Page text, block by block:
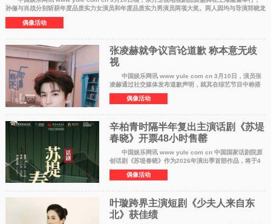
孙俪与肖战分别斩获年度品质实力女演员和年度品质实力男演员两项大奖。两人因均与导演郑晓龙
合作密切，被
偶像活动
张凌赫就争议言论道歉 称本意无歧
视
中国娱乐网讯 www yule com cn 3月10日，演员张
凌赫通过社交媒体发布道歉声明，就其在综艺节目中称搭
档画像"像出生在东南亚"的争议言论进行回应。该言论此
前被部分网友质疑涉及地域刻板印象
偶像活动
辛柏青时隔半年复出主演话剧《苏堤
春晓》开票48小时售罄
中国娱乐网讯 www yule com cn 中国国家话剧院原
创话剧《苏堤春晓》作为2026年演出季首部作品，将于4
月在上海上演。该剧由辛柏青时隔半年多复出领衔主演苏
东坡，此前演出已积累良好口碑。剧
偶像活动
叶璇跨界主演短剧《少夫人来自东
北》获佳绩